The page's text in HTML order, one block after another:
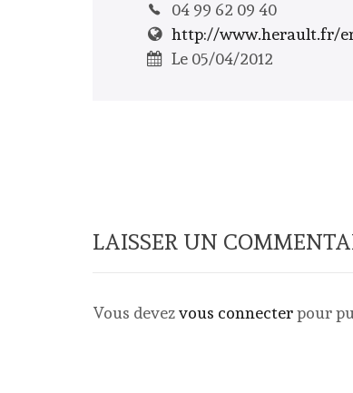
04 99 62 09 40
http://www.herault.fr/
Le 05/04/2012
LAISSER UN
Vous devezvous connecterpour